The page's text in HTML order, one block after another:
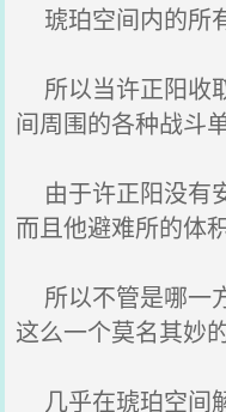
琥珀空间内的所
所以当许正阳收
间周围的各种战斗
由于许正阳没有
而且他避难所的体
所以不管是哪一
这么一个莫名其妙
几乎在琥珀空间